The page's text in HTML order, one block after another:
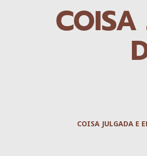
COISA
COISA JULGADA E